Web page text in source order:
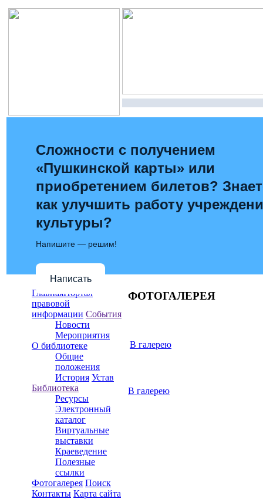
Сложности с получением
«Пушкинской карты» или
приобретением билетов?
как улучшить работу
культуры?
Напишите — решим!
Написать
ГлавнаяПортал
правовой
информации События
Новости
Мероприятия
О библиотеке
Общие
положения
История Устав
Библиотека
Ресурсы
Электронный
каталог
Виртуальные
выставки
Краеведение
Полезные
ссылки
Фотогалерея Поиск
Контакты Карта сайта
ФОТОГАЛЕРЕЯ
В галерею
В галерею